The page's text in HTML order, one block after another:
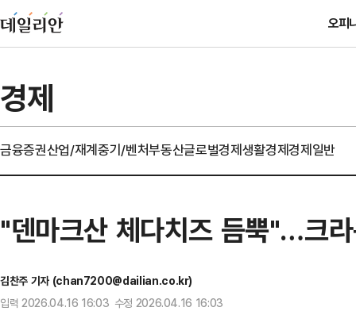
오피
경제
금융증권산업/재계중기/벤처부동산글로벌경제생활경제경제일반
"덴마크산 체다치즈 듬뿍"…크
김찬주 기자 (chan7200@dailian.co.kr)
입력 2026.04.16 16:03 수정 2026.04.16 16:03